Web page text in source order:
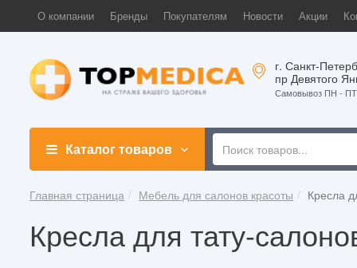
О компании Бренды Покупателям Новости Акции
г. Санкт-
пр Девятого
Самовывоз ПН - ПТ
Каталог товаров
Главная страница Мебель для салонов красоты Кресла
Кресла для тату-